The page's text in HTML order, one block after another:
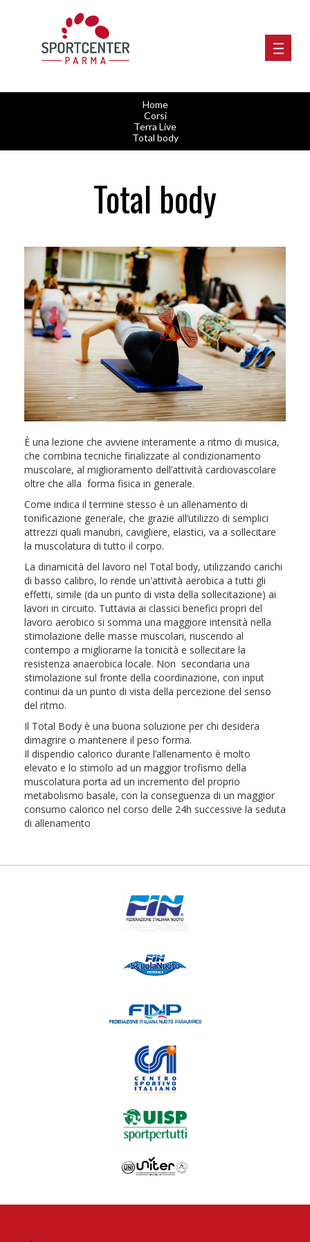
Home
Corsi
Terra Live
Total body
Total body
È una lezione che avviene interamente a ritmo di musica,
che combina tecniche finalizzate al condizionamento
muscolare, al miglioramento dell’attività cardiovascolare
oltre che alla forma fisica in generale.
Come indica il termine stesso è un allenamento di
tonificazione generale, che grazie all’utilizzo di semplici
attrezzi quali manubri, cavigliere, elastici, va a sollecitare
la muscolatura di tutto il corpo.
La dinamicità del lavoro nel Total body, utilizzando carichi
di basso calibro, lo rende un'attività aerobica a tutti gli
effetti, simile (da un punto di vista della sollecitazione) ai
lavori in circuito. Tuttavia ai classici benefici propri del
lavoro aerobico si somma una maggiore intensità nella
stimolazione delle masse muscolari, riuscendo al
contempo a migliorarne la tonicità e sollecitare la
resistenza anaerobica locale. Non secondaria una
stimolazione sul fronte della coordinazione, con input
continui da un punto di vista della percezione del senso
del ritmo.
Il Total Body è una buona soluzione per chi desidera
dimagrire o mantenere il peso forma.
Il dispendio calorico durante l’allenamento è molto
elevato e lo stimolo ad un maggior trofismo della
muscolatura porta ad un incremento del proprio
metabolismo basale, con la conseguenza di un maggior
consumo calorico nel corso delle 24h successive la seduta
di allenamento